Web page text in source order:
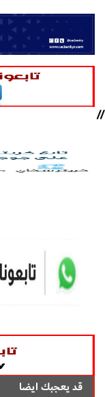
//
قد يعجبك ايضا